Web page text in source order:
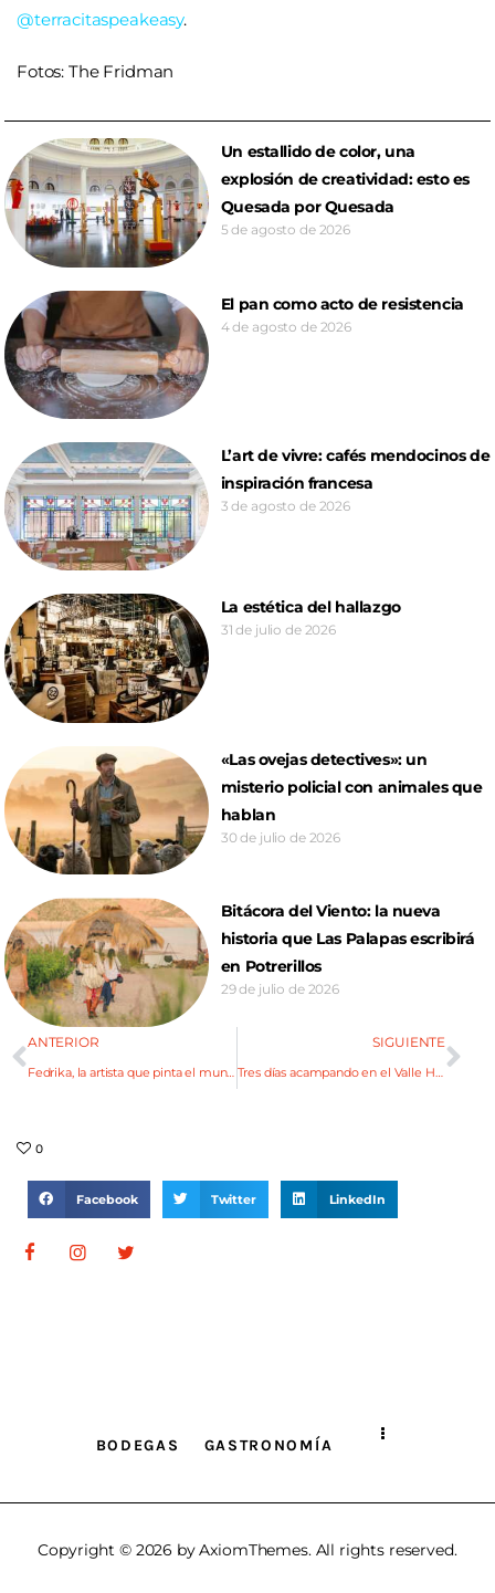
@terracitaspeakeasy.
Fotos: The Fridman
Un estallido de color, una
explosión de creatividad: esto es
Quesada por Quesada
5 de agosto de 2026
El pan como acto de resistencia
4 de agosto de 2026
L’art de vivre: cafés mendocinos de
inspiración francesa
3 de agosto de 2026
La estética del hallazgo
31 de julio de 2026
«Las ovejas detectives»: un
misterio policial con animales que
hablan
30 de julio de 2026
Bitácora del Viento: la nueva
historia que Las Palapas escribirá
en Potrerillos
29 de julio de 2026
ANTERIOR
Fedrika, la artista que pinta el mundo astrológico
SIGUIENTE
Tres días acampando en el Valle Hermoso
0
Facebook Twitter LinkedIn
BODEGAS GASTRONOMÍA
Copyright © 2026 by AxiomThemes. All rights reserved.